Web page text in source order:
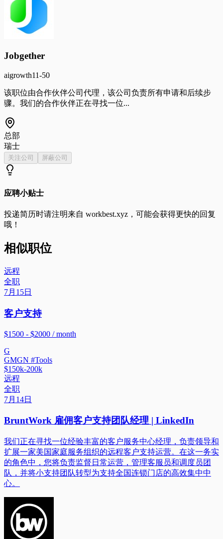
Jobgether
aigrowth11-50
该职位由合作伙伴公司代理，该公司负责所有申请和后续步
骤。我们的合作伙伴正在寻找一位...
总部
瑞士
关注公司 屏蔽公司
应聘小贴士
投递简历时请注明来自 workbest.xyz ，可能会获得更快的回复
哦！
相似职位
远程
全职
7月15日
客户支持
$1500 - $2000 / month
G
GMGN #Tools
$150k-200k
远程
全职
7月14日
BruntWork 雇佣客户支持团队经理 | LinkedIn
我们正在寻找一位经验丰富的客户服务中心经理，负责领导和
扩展一家美国家庭服务组织的远程客户支持运营。在这一务实
的角色中，您将负责监督日常运营，管理客服员和调度员团
队，并将小支持团队转型为支持全国连锁门店的高效集中中
心。